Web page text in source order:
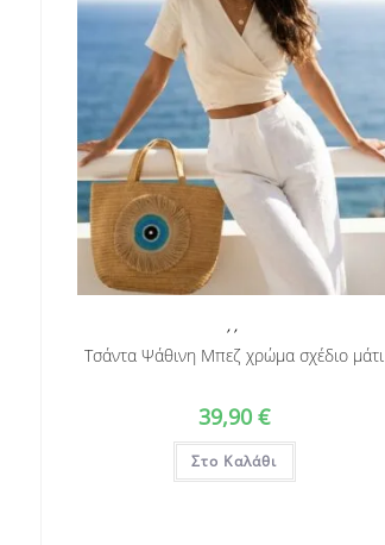
, ,
Τσάντα Ψάθινη Μπεζ χρώμα σχέδιο μάτι
39,90€
Στο Καλάθι